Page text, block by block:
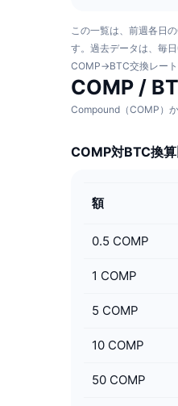
この一覧は、前週各日
す。過去データは、毎
COMP→BTC交換レート
COMP /
Compound（COMP）
COMP対BTC換
額
0.5 COMP
1 COMP
5 COMP
10 COMP
50 COMP